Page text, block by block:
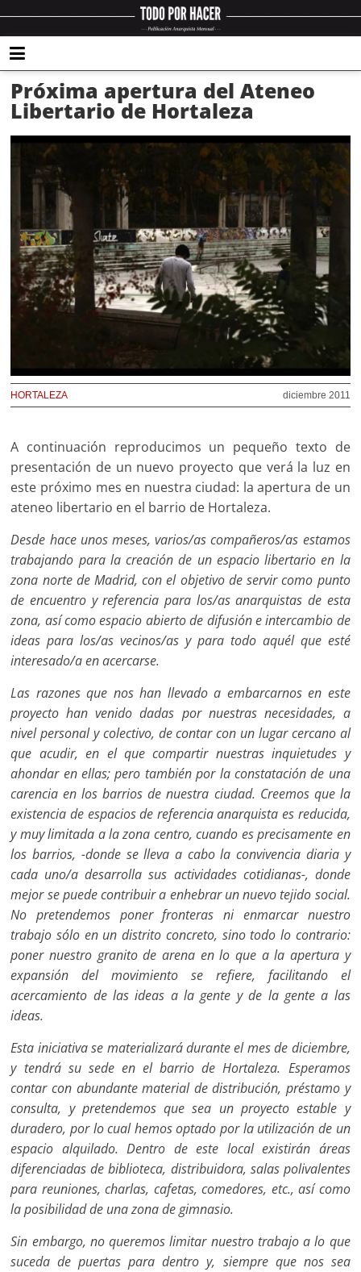
Próxima apertura del Ateneo
Libertario de Hortaleza
diciembre 2011
HORTALEZA
A continuación reproducimos un pequeño texto de
presentación de un nuevo proyecto que verá la luz en
este próximo mes en nuestra ciudad: la apertura de un
ateneo libertario en el barrio de Hortaleza.
Desde hace unos meses, varios/as compañeros/as estamos
trabajando para la creación de un espacio libertario en la
zona norte de Madrid, con el objetivo de servir como punto
de encuentro y referencia para los/as anarquistas de esta
zona, así como espacio abierto de difusión e intercambio de
ideas para los/as vecinos/as y para todo aquél que esté
interesado/a en acercarse.
Las razones que nos han llevado a embarcarnos en este
proyecto han venido dadas por nuestras necesidades, a
nivel personal y colectivo, de contar con un lugar cercano al
que acudir, en el que compartir nuestras inquietudes y
ahondar en ellas; pero también por la constatación de una
carencia en los barrios de nuestra ciudad. Creemos que la
existencia de espacios de referencia anarquista es reducida,
y muy limitada a la zona centro, cuando es precisamente en
los barrios, -donde se lleva a cabo la convivencia diaria y
cada uno/a desarrolla sus actividades cotidianas-, donde
mejor se puede contribuir a enhebrar un nuevo tejido social.
No pretendemos poner fronteras ni enmarcar nuestro
trabajo sólo en un distrito concreto, sino todo lo contrario:
poner nuestro granito de arena en lo que a la apertura y
expansión del movimiento se refiere, facilitando el
acercamiento de las ideas a la gente y de la gente a las
ideas.
Esta iniciativa se materializará durante el mes de diciembre,
y tendrá su sede en el barrio de Hortaleza. Esperamos
contar con abundante material de distribución, préstamo y
consulta, y pretendemos que sea un proyecto estable y
duradero, por lo cual hemos optado por la utilización de un
espacio alquilado. Dentro de este local existirán áreas
diferenciadas de biblioteca, distribuidora, salas polivalentes
para reuniones, charlas, cafetas, comedores, etc., así como
la posibilidad de una zona de gimnasio.
Sin embargo, no queremos limitar nuestro trabajo a lo que
suceda de puertas para dentro y, siempre que nos sea